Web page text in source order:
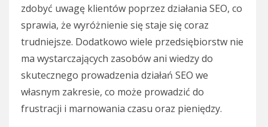
zdobyć uwagę klientów poprzez działania SEO, co
sprawia, że wyróżnienie się staje się coraz
trudniejsze. Dodatkowo wiele przedsiębiorstw nie
ma wystarczających zasobów ani wiedzy do
skutecznego prowadzenia działań SEO we
własnym zakresie, co może prowadzić do
frustracji i marnowania czasu oraz pieniędzy.